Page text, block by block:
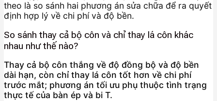
theo là so sánh hai phương án sửa chữa để ra quyết
định hợp lý về chi phí và độ bền.
So sánh thay cả bộ côn và chỉ thay lá côn khác
nhau như thế nào?
Thay cả bộ côn thắng về độ đồng bộ và độ bền
dài hạn, còn chỉ thay lá côn tốt hơn về chi phí
trước mắt; phương án tối ưu phụ thuộc tình trạng
thực tế của bàn ép và bi T.